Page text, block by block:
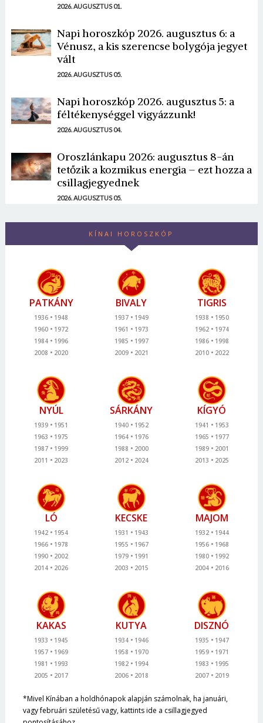
2026. AUGUSZTUS 01.
Napi horoszkóp 2026. augusztus 6: a
Vénusz, a kis szerencse bolygója jegyet
vált
2026. AUGUSZTUS 05.
Napi horoszkóp 2026. augusztus 5: a
féltékenységgel vigyázzunk!
2026. AUGUSZTUS 04.
Oroszlánkapu 2026: augusztus 8-án
tetőzik a kozmikus energia – ezt hozza a
csillagjegyednek
2026. AUGUSZTUS 05.
KÍNAI HOROSZKÓP
PATKÁNY
1936
1948
1960
1972
1984
1996
2008
2020
BIVALY
1937
1949
1961
1973
1985
1997
2009
2021
TIGRIS
1938
1950
1962
1974
1986
1998
2010
2022
NYÚL
1939
1951
1963
1975
1987
1999
2011
2023
SÁRKÁNY
1940
1952
1964
1976
1988
2000
2012
2024
KÍGYÓ
1941
1953
1965
1977
1989
2001
2013
2025
LÓ
1942
1954
1966
1978
1990
2002
2014
2026
KECSKE
1931
1943
1955
1967
1979
1991
2003
2015
MAJOM
1932
1944
1956
1968
1980
1992
2004
2016
KAKAS
1933
1945
1957
1969
1981
1993
2005
2017
KUTYA
1934
1946
1958
1970
1982
1994
2006
2018
DISZNÓ
1935
1947
1959
1971
1983
1995
2007
2019
*Mivel Kínában a holdhónapok alapján számolnak, ha januári,
vagy februári születésű vagy, kattints ide a csillagjegyed